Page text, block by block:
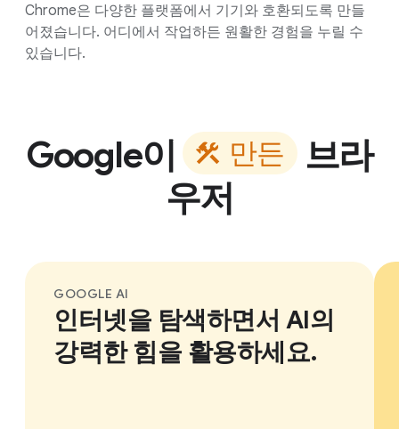
Chrome은 다양한 플랫폼에서 기기와 호환되도록 만들
어졌습니다. 어디에서 작업하든 원활한 경험을 누릴 수
있습니다.
Google이 만든
브라
우저
GOOGLE AI
인터넷을 탐색하면서 AI의
강력한 힘을 활용하세요.